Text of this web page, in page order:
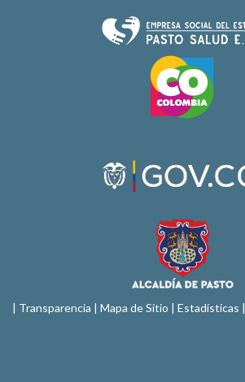
| Transparencia | Mapa de Sitio | Estadísticas |